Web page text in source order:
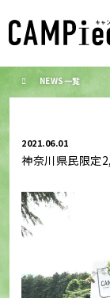
NEWS一覧
2021.06.01
神奈川県民限定